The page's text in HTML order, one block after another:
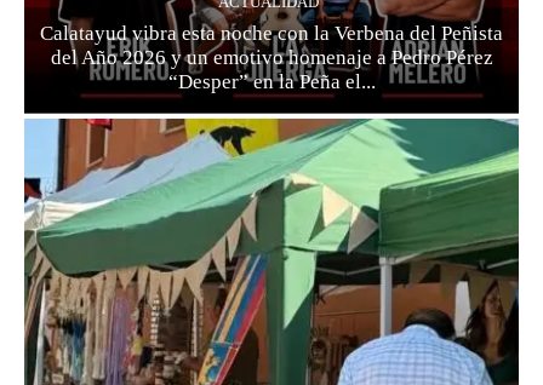
Calatayud vibra esta noche con la Verbena del Peñista
del Año 2026 y un emotivo homenaje a Pedro Pérez
“Desper” en la Peña el...